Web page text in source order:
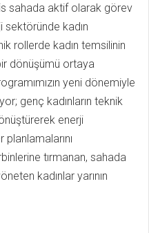
sahada aktif olarak görev
sektöründe kadın
rollerde kadın temsilinin
dönüşümü ortaya
yeni dönemiyle
genç kadınların teknik
enerji
tırmanan, sahada
kadınlar yarının